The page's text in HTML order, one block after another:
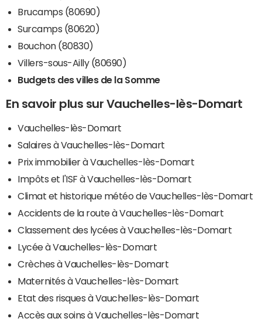
Brucamps (80690)
Surcamps (80620)
Bouchon (80830)
Villers-sous-Ailly (80690)
Budgets des villes de la Somme
En savoir plus sur Vauchelles-lès-Domart
Vauchelles-lès-Domart
Salaires à Vauchelles-lès-Domart
Prix immobilier à Vauchelles-lès-Domart
Impôts et l'ISF à Vauchelles-lès-Domart
Climat et historique météo de Vauchelles-lès-Domart
Accidents de la route à Vauchelles-lès-Domart
Classement des lycées à Vauchelles-lès-Domart
Lycée à Vauchelles-lès-Domart
Crèches à Vauchelles-lès-Domart
Maternités à Vauchelles-lès-Domart
Etat des risques à Vauchelles-lès-Domart
Accès aux soins à Vauchelles-lès-Domart